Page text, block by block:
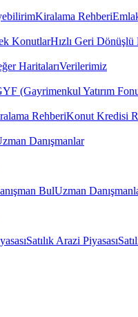
Kiralama Rehberi
KonutlarHızlı Geri
HaritalarıVerilerimiz
(Gayrimenkul Yatırım
RehberiKonut Kredisi
Danışmanlar
BulUzman
Satılık Arazi Piyasası